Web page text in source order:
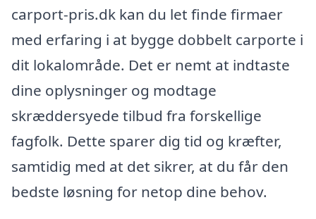
carport-pris.dk kan du let finde firmaer
med erfaring i at bygge dobbelt carporte i
dit lokalområde. Det er nemt at indtaste
dine oplysninger og modtage
skræddersyede tilbud fra forskellige
fagfolk. Dette sparer dig tid og kræfter,
samtidig med at det sikrer, at du får den
bedste løsning for netop dine behov.